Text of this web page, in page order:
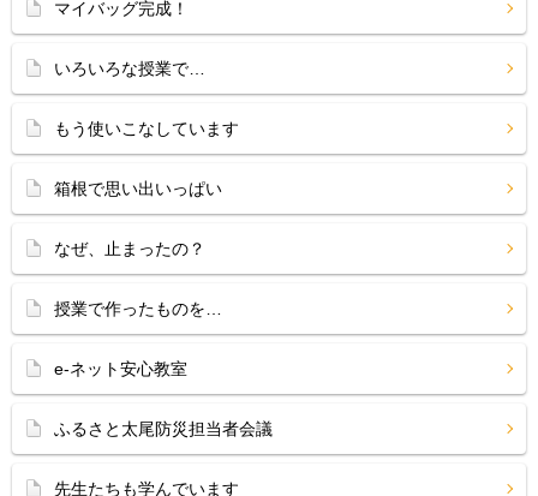
マイバッグ完成！
いろいろな授業で…
もう使いこなしています
箱根で思い出いっぱい
なぜ、止まったの？
授業で作ったものを…
e-ネット安心教室
ふるさと太尾防災担当者会議
先生たちも学んでいます